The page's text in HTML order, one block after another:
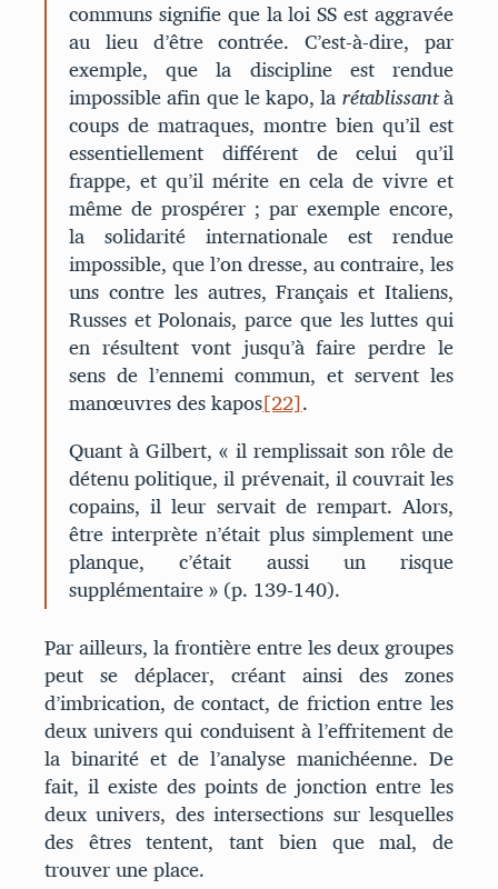
communs signifie que la loi SS est aggravée
au lieu d’être contrée. C’est-à-dire, par
exemple, que la discipline est rendue
impossible afin que le kapo, larétablissantà
coups de matraques, montre bien qu’il est
essentiellement différent de celui qu’il
frappe, et qu’il mérite en cela de vivre et
même de prospérer ; par exemple encore,
la solidarité internationale est rendue
impossible, que l’on dresse, au contraire, les
uns contre les autres, Français et Italiens,
Russes et Polonais, parce que les luttes qui
en résultent vont jusqu’à faire perdre le
sens de l’ennemi commun, et servent les
manœuvres des kapos[22].
Quant à Gilbert, « il remplissait son rôle de
détenu politique, il prévenait, il couvrait les
copains, il leur servait de rempart. Alors,
être interprète n’était plus simplement une
planque, c’était aussi un risque
supplémentaire » (p. 139-140).
Par ailleurs, la frontière entre les deux groupes
peut se déplacer, créant ainsi des zones
d’imbrication, de contact, de friction entre les
deux univers qui conduisent à l’effritement de
la binarité et de l’analyse manichéenne. De
fait, il existe des points de jonction entre les
deux univers, des intersections sur lesquelles
des êtres tentent, tant bien que mal, de
trouver une place.